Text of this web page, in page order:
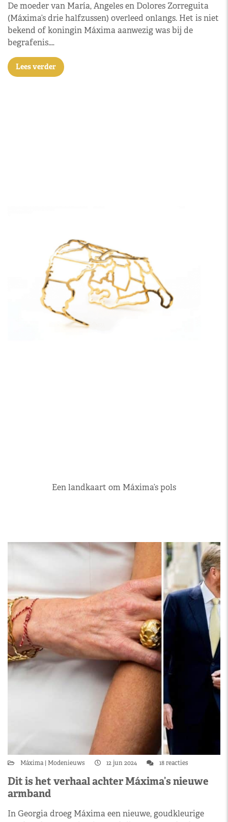
De moeder van María, Angeles en Dolores Zorreguita
(Máxima’s drie halfzussen) overleed onlangs. Het is niet
bekend of koningin Máxima aanwezig was bij de
begrafenis.…
Lees verder
Een landkaart om Máxima’s pols
Máxima Modenieuws 12 jun 2024 18 reacties
Dit is het verhaal achter Máxima’s nieuwe
armband
In Georgia droeg Máxima een nieuwe, goudkleurige